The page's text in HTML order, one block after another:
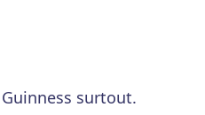
surtout.